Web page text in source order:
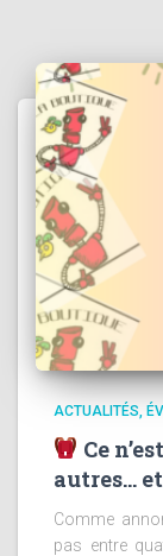
ACTUALITÉS
Ce
autres…
Comme
pas entre